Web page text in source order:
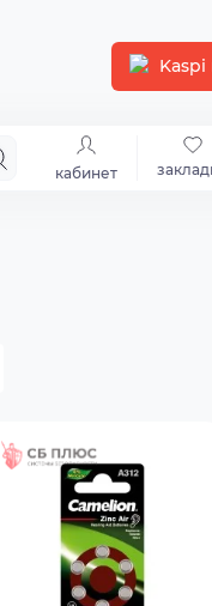
Kaspi
кабинет